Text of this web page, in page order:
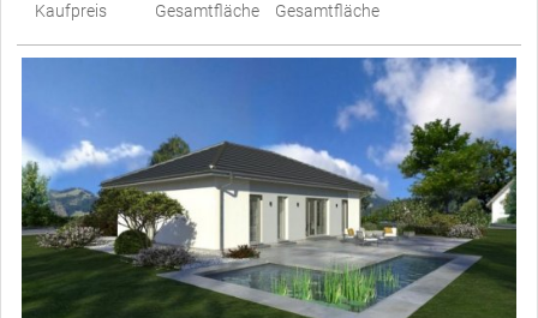
Kaufpreis
Gesamtfläche
Gesamtfläche